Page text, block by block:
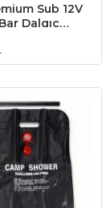
Sub 12V
Dalgıç